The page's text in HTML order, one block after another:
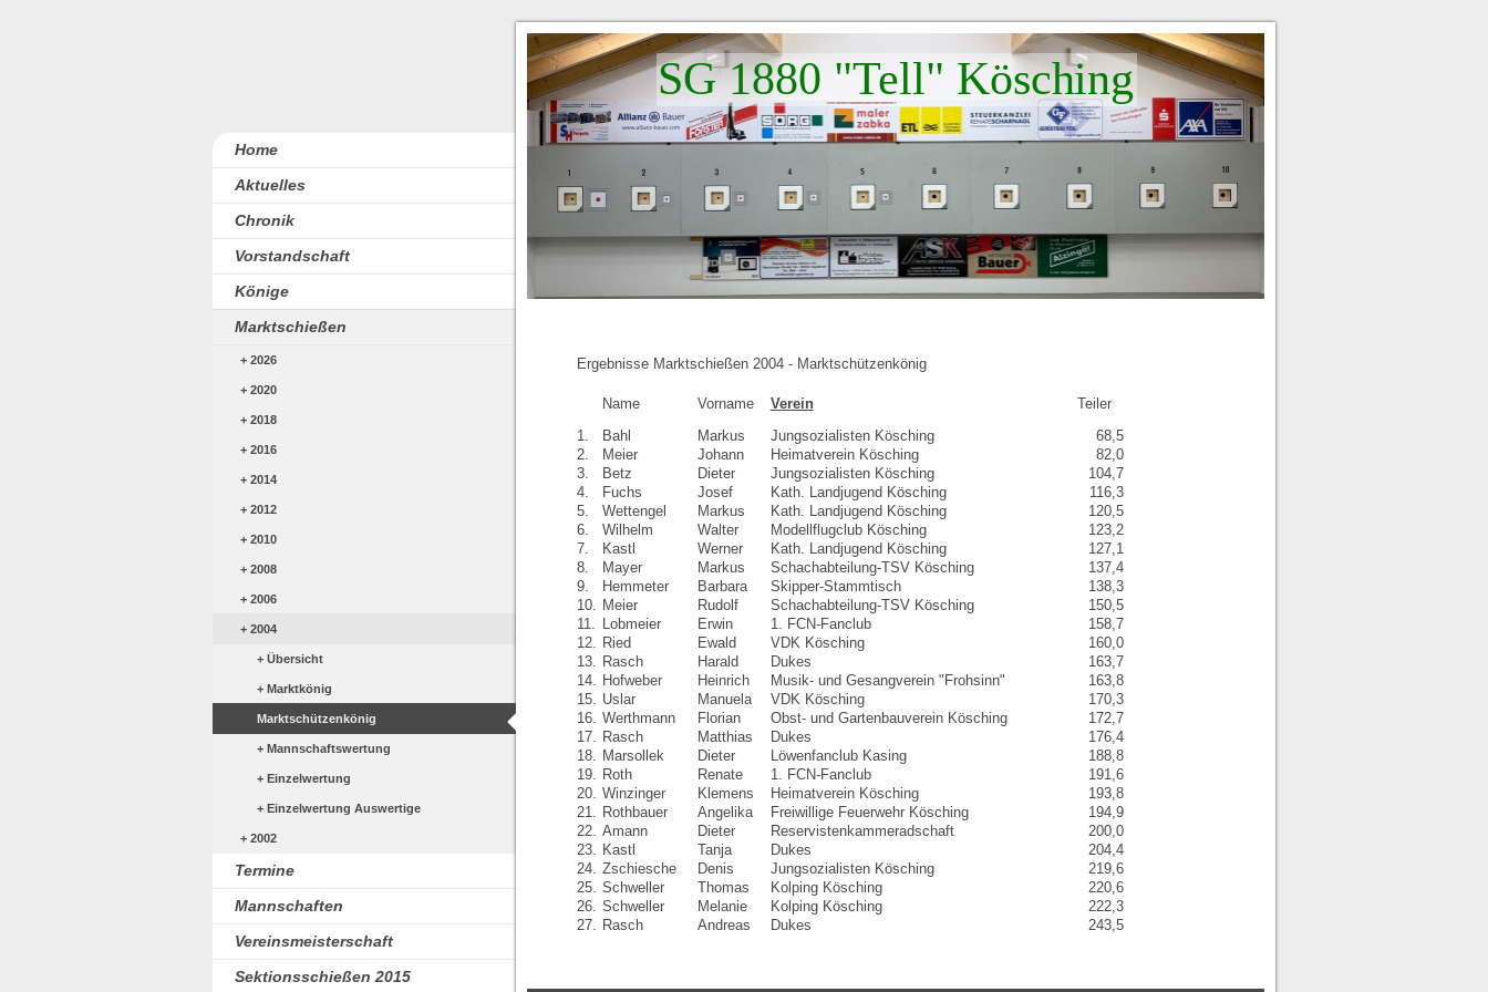
SG 1880 "Tell" Kösching
Ergebnisse Marktschießen 2004 - Marktschützenkönig
Name Vorname Verein Teiler
1. Bahl Markus Jungsozialisten Kösching
68,5
2.
Meier Johann Heimatverein Kösching
82,0
3.
Betz Dieter Jungsozialisten Kösching
104,7
4.
Fuchs Josef Kath. Landjugend Kösching
116,3
5.
Wettengel Markus Kath. Landjugend Kösching
120,5
6.
Wilhelm Walter Modellflugclub Kösching
123,2
7.
Kastl Werner Kath. Landjugend Kösching
127,1
8.
Mayer Markus Schachabteilung-TSV Kösching
137,4
9.
Hemmeter Barbara Skipper-Stammtisch
138,3
10. Meier Rudolf Schachabteilung-TSV Kösching
150,5
11.
Lobmeier Erwin 1. FCN-Fanclub
158,7
12. Ried Ewald VDK Kösching
160,0
13. Rasch Harald Dukes
163,7
14. Hofweber Heinrich Musik- und Gesangverein "Frohsinn"
163,8
15. Uslar Manuela VDK Kösching
170,3
16. Werthmann Florian Obst- und Gartenbauverein Kösching
172,7
17. Rasch Matthias Dukes
176,4
18. Marsollek Dieter Löwenfanclub Kasing
188,8
19. Roth Renate 1. FCN-Fanclub
191,6
20. Winzinger Klemens Heimatverein Kösching
193,8
21. Rothbauer Angelika Freiwillige Feuerwehr Kösching
194,9
22. Amann Dieter Reservistenkammeradschaft
200,0
23. Kastl Tanja Dukes
204,4
24. Zschiesche Denis Jungsozialisten Kösching
219,6
25. Schweller Thomas Kolping Kösching
220,6
26. Schweller Melanie Kolping Kösching
222,3
27. Rasch Andreas Dukes 243,5
Home
Aktuelles
Chronik
Vorstandschaft
Könige
Marktschießen
2026
2020
2018
2016
2014
2012
2010
2008
2006
2004
Übersicht
Marktkönig
Marktschützenkönig
Mannschaftswertung
Einzelwertung
Einzelwertung Auswertige
2002
Termine
Mannschaften
Vereinsmeisterschaft
Sektionsschießen 2015